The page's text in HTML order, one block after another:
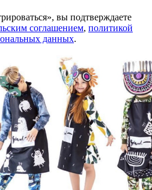
вы подтверждаете
соглашением, политикой
данных.